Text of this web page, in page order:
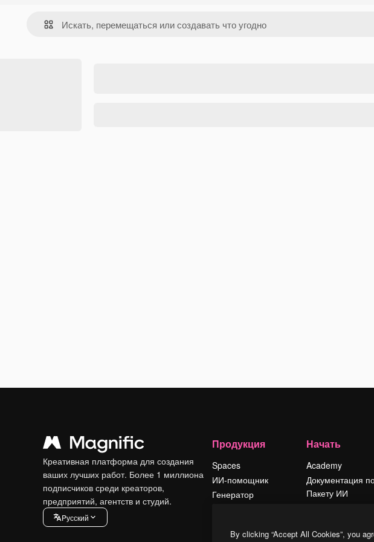
Креативная платформа для создания
ваших лучших работ. Более 1 миллиона
подписчиков среди креаторов,
предприятий, агентств и студий.
Pусский
Продукция
Spaces
ИИ-помощник
Генератор
Начать
Academy
Документация
Пакету ИИ
Условия и
By clicking “Accept All Cookies”, you